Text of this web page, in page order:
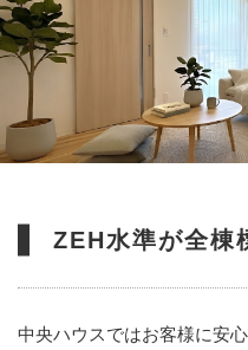
ZEH水準が全棟
中央ハウスではお客様に安